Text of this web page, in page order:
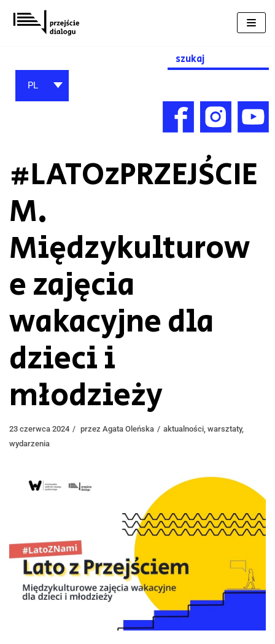
Przejdź
do
Search
for:
PL
#LATOzPRZEJŚCIE
M.
Międzykulturow
e zajęcia
wakacyjne dla
dzieci i
młodzieży
23 czerwca 2024 przez Agata Oleńska aktualności warsztaty,
wydarzenia